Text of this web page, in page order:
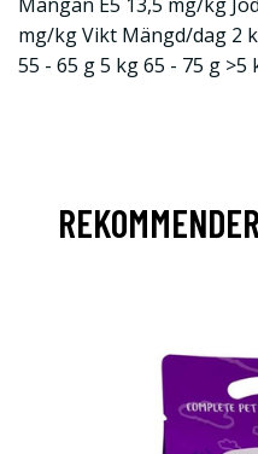
mg/kg Vikt Mängd/dag 2
55 - 65 g 5 kg 65 - 75 g >5